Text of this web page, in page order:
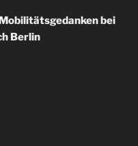
bei
Berlin